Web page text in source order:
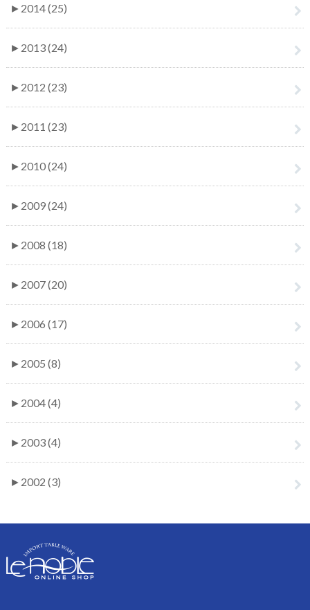
► 2014 (25)
► 2013 (24)
► 2012 (23)
► 2011 (23)
► 2010 (24)
► 2009 (24)
► 2008 (18)
► 2007 (20)
► 2006 (17)
► 2005 (8)
► 2004 (4)
► 2003 (4)
► 2002 (3)